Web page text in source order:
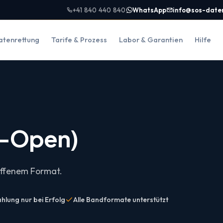
+41 840 440 840 WhatsApp info@sos-
Tarife & Prozess Labor & Garantien Hilfe
Open)
Format.
nur bei Erfolg Alle Bandformate unterstützt